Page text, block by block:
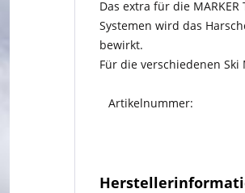
Das extra für die
Systemen wird das
bewirkt.
Für die verschiedenen
Artikelnummer: